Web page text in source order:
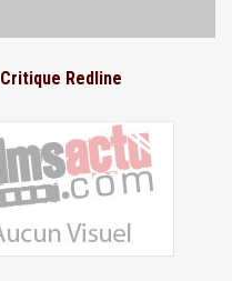
Critique Redline